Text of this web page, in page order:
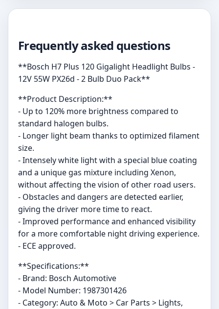
Frequently asked questions
**Bosch H7 Plus 120 Gigalight Headlight Bulbs -
12V 55W PX26d - 2 Bulb Duo Pack**
**Product Description:**
- Up to 120% more brightness compared to
standard halogen bulbs.
- Longer light beam thanks to optimized filament
size.
- Intensely white light with a special blue coating
and a unique gas mixture including Xenon,
without affecting the vision of other road users.
- Obstacles and dangers are detected earlier,
giving the driver more time to react.
- Improved performance and enhanced visibility
for a more comfortable night driving experience.
- ECE approved.
**Specifications:**
- Brand: Bosch Automotive
- Model Number: ‎1987301426
- Category: Auto & Moto > Car Parts > Lights,